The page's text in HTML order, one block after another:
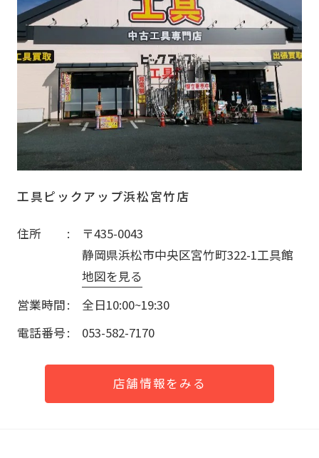
工具ピックアップ浜松宮竹店
住所
〒435-0043
静岡県浜松市中央区宮竹町322-1工具館
地図を見る
営業時間
全日10:00~19:30
電話番号
053-582-7170
店舗情報をみる